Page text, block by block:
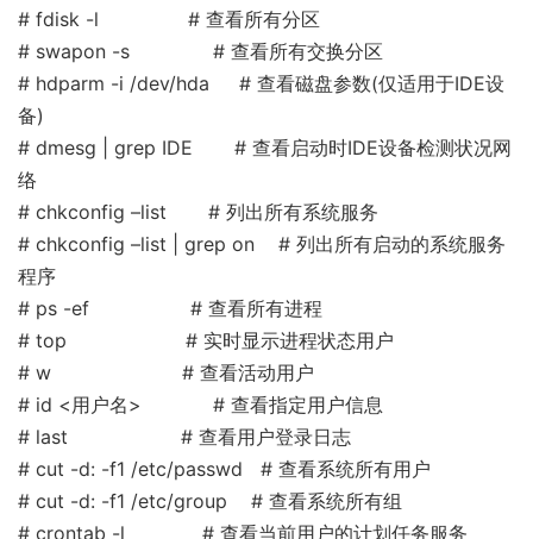
# fdisk -l # 查看所有分区
# swapon -s # 查看所有交换分区
# hdparm -i /dev/hda # 查看磁盘参数(仅适用于IDE设
备)
# dmesg | grep IDE # 查看启动时IDE设备检测状况网
络
# chkconfig –list # 列出所有系统服务
# chkconfig –list | grep on # 列出所有启动的系统服务
程序
# ps -ef # 查看所有进程
# top # 实时显示进程状态用户
# w # 查看活动用户
# id <用户名> # 查看指定用户信息
# last # 查看用户登录日志
# cut -d: -f1 /etc/passwd # 查看系统所有用户
# cut -d: -f1 /etc/group # 查看系统所有组
# crontab -l # 查看当前用户的计划任务服务